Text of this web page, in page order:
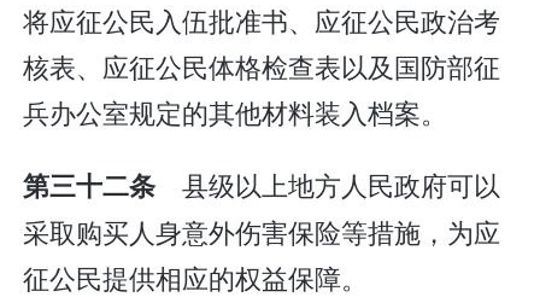
将应征公民入伍批准书、应征公民政治考
核表、应征公民体格检查表以及国防部征
兵办公室规定的其他材料装入档案。
第三十二条 县级以上地方人民政府可以
采取购买人身意外伤害保险等措施，为应
征公民提供相应的权益保障。